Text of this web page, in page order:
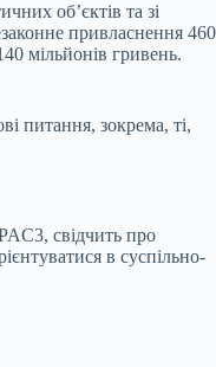
об’єктів та зі
привласнення 460
мільйонів гривень.
питання, зокрема, ті,
свідчить про
в суспільно-